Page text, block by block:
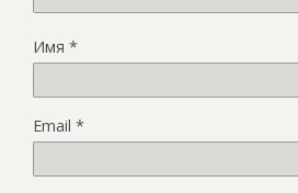
Имя *
Email *